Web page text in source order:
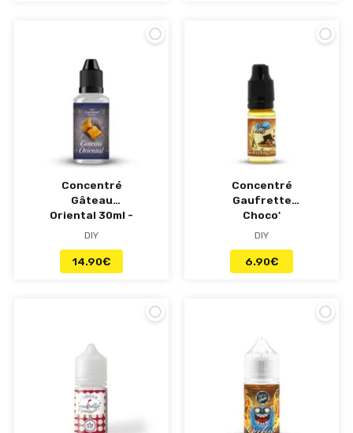
Concentré
Gâteau
Oriental 30ml -
Coeur
Grand Reserve
DIY
14.90€
Concentré
Gaufrette
Choco'
Noisette -
DIY
6.90€